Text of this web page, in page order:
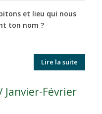
et lieu qui nous
ton nom ?
Lire la suite
Janvier-Février